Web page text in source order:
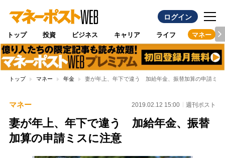
ログイン
トップ 投資 ビジネス キャリア ライフ マネー
トップ マネー 年金 妻が年上、年下で違う 加給年金、振替加算の申請ミス
マネー 2019.02.12 15:00 週刊ポスト
妻が年上、年下で違う 加給年金、振替
加算の申請ミスに注意